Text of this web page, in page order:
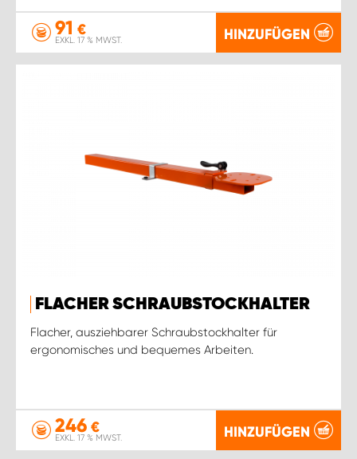
91 €
EXKL. 17 % MWST. HINZUFÜGEN
FLACHER SCHRAUBSTOCKHALTER
Flacher, ausziehbarer Schraubstockhalter für
ergonomisches und bequemes Arbeiten.
246 €
EXKL. 17 % MWST. HINZUFÜGEN